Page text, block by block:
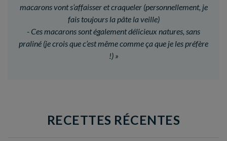
macarons vont s’affaisser et craqueler (personnellement, je
fais toujours la pâte la veille)
- Ces macarons sont également délicieux natures, sans
praliné (je crois que c’est même comme ça que je les préfère
!)»
RECETTES RÉCENTES